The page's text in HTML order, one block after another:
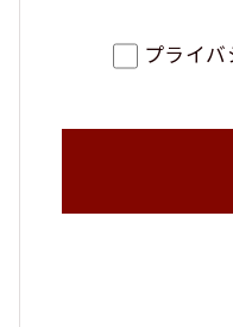
個人情報の取得、利
定し、その目的達成
正に個人情報の取得
プライ